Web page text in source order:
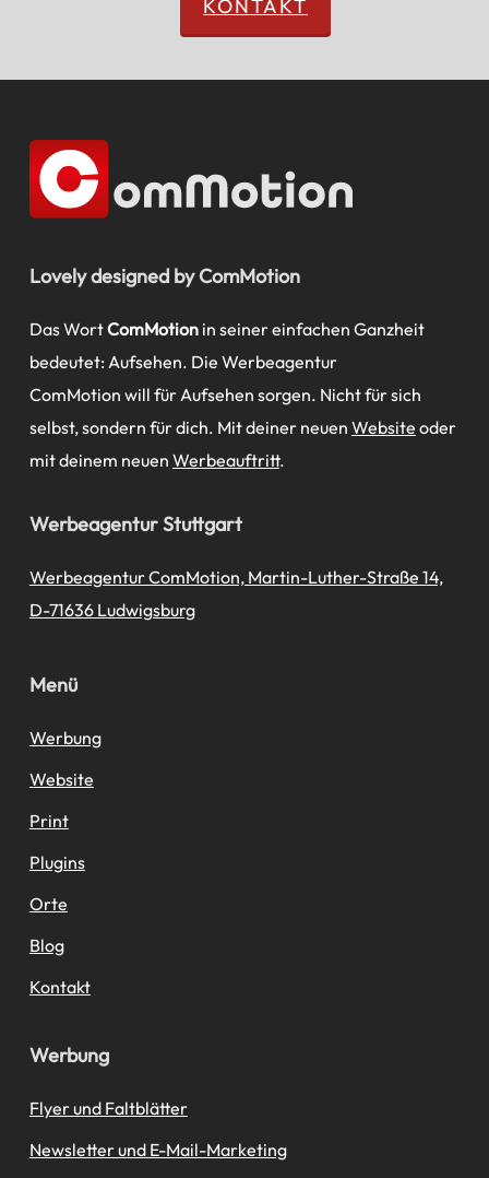
KONTAKT
Lovely designed by ComMotion
Das WortComMotionin seiner einfachen Ganzheit
bedeutet: Aufsehen. Die Werbeagentur
ComMotion will für Aufsehen sorgen. Nicht für sich
selbst, sondern für dich. Mit deiner neuen Website oder
mit deinem neuen Werbeauftritt.
Werbeagentur Stuttgart
Werbeagentur ComMotion, Martin-Luther-Straße 14,
D-71636 Ludwigsburg
Menü
Werbung
Website
Print
Plugins
Orte
Blog
Kontakt
Werbung
Flyer und Faltblätter
Newsletter und E-Mail-Marketing